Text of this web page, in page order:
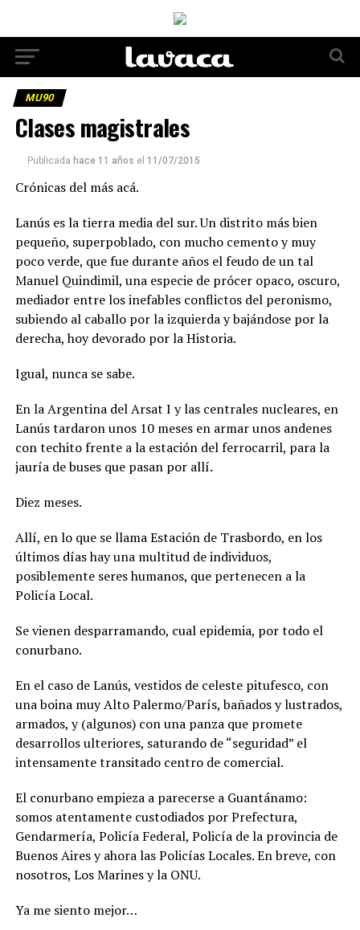
MU90
Clases magistrales
Publicada hace 11 años el 11/07/2015
Crónicas del más acá.
Lanús es la tierra media del sur. Un distrito más bien
pequeño, superpoblado, con mucho cemento y muy
poco verde, que fue durante años el feudo de un tal
Manuel Quindimil, una especie de prócer opaco, oscuro,
mediador entre los inefables conflictos del peronismo,
subiendo al caballo por la izquierda y bajándose por la
derecha, hoy devorado por la Historia.
Igual, nunca se sabe.
En la Argentina del Arsat I y las centrales nucleares, en
Lanús tardaron unos 10 meses en armar unos andenes
con techito frente a la estación del ferrocarril, para la
jauría de buses que pasan por allí.
Diez meses.
Allí, en lo que se llama Estación de Trasbordo, en los
últimos días hay una multitud de individuos,
posiblemente seres humanos, que pertenecen a la
Policía Local.
Se vienen desparramando, cual epidemia, por todo el
conurbano.
En el caso de Lanús, vestidos de celeste pitufesco, con
una boina muy Alto Palermo/París, bañados y lustrados,
armados, y (algunos) con una panza que promete
desarrollos ulteriores, saturando de “seguridad” el
intensamente transitado centro de comercial.
El conurbano empieza a parecerse a Guantánamo:
somos atentamente custodiados por Prefectura,
Gendarmería, Policía Federal, Policía de la provincia de
Buenos Aires y ahora las Policías Locales. En breve, con
nosotros, Los Marines y la ONU.
Ya me siento mejor…